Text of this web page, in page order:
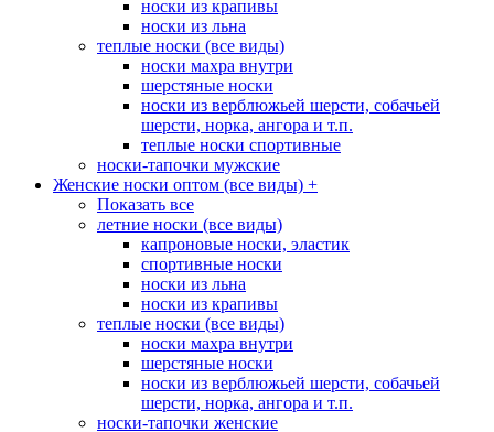
носки из крапивы
носки из льна
теплые носки (все виды)
носки махра внутри
шерстяные носки
носки из верблюжьей шерсти, собачьей
шерсти, норка, ангора и т.п.
теплые носки спортивные
носки-тапочки мужские
Женские носки оптом (все виды) +
Показать все
летние носки (все виды)
капроновые носки, эластик
спортивные носки
носки из льна
носки из крапивы
теплые носки (все виды)
носки махра внутри
шерстяные носки
носки из верблюжьей шерсти, собачьей
шерсти, норка, ангора и т.п.
носки-тапочки женские